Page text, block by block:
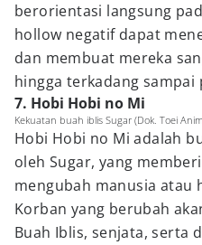
berorientasi langsung
hollow negatif dapat
dan membuat mereka
hingga terkadang
7. Hobi Hobi no Mi
Kekuatan buah iblis Sugar (Dok. Toei
Hobi Hobi no Mi adalah
oleh Sugar, yang
mengubah manusia atau
Korban yang berubah
Buah Iblis, senjata, serta